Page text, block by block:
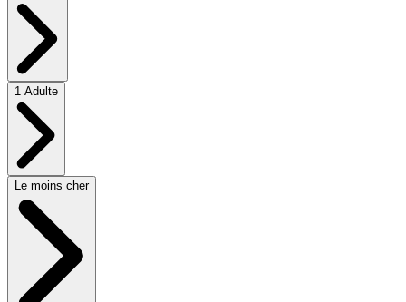
1 Adulte
Le moins cher